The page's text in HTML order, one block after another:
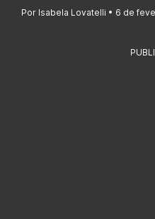
Por Isabela Lovatelli • 6 de